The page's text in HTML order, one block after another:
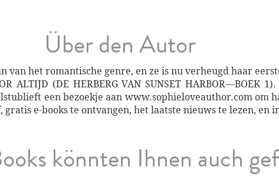
Über den Autor
van het romantische genre, en ze is nu verheugd haar
ALTIJD (DE HERBERG VAN SUNSET HARBOR—BOEK
een bezoekje aan www.sophieloveauthor.com om
e-books te ontvangen, het laatste nieuws te lezen, en
könnten Ihnen auch